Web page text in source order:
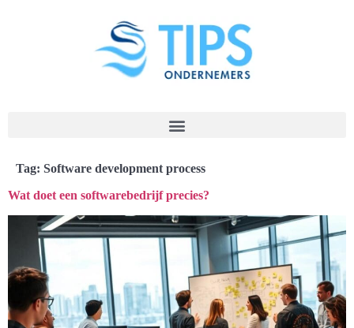
Tag: Software development process
Wat doet een softwarebedrijf precies?